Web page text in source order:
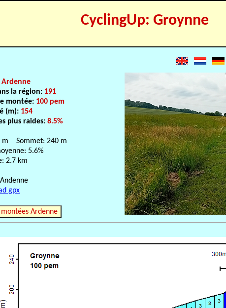
CyclingUp: Groynne
Ardenne
la région: 191
montée: 100 pem
(m): 154
plus raides:8.5%
m Sommet: 240 m
5.6%
2.7 km
gpx
Ardenne